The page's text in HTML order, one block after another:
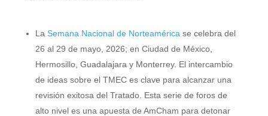
La Semana Nacional de Norteamérica se celebra del
26 al 29 de mayo, 2026; en Ciudad de México,
Hermosillo, Guadalajara y Monterrey. El intercambio
de ideas sobre el TMEC es clave para alcanzar una
revisión exitosa del Tratado. Esta serie de foros de
alto nivel es una apuesta de AmCham para detonar